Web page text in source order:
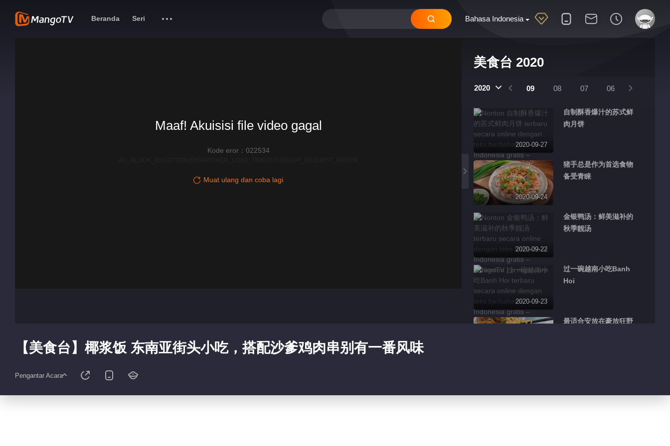
Bahasa Indonesia
Beranda Seri
美食台 2020
2020
11 10 09 08 07 06
2020-09-27
自制酥香爆汁的苏式鲜
肉月饼
2020-09-24
猪手总是作为首选食物
备受青睐
2020-09-22
金银鸭汤：鲜美滋补的
秋季靓汤
2020-09-23
过一碗越南小吃Banh
Hoi
最适合安放在豪放狂野
Maaf! Akuisisi file video gagal
Kode eror：022534
Muat ulang dan coba lagi
【美食台】椰浆饭 东南亚街头小吃，搭配沙爹鸡肉串别有一番风味
Pengantar Acara